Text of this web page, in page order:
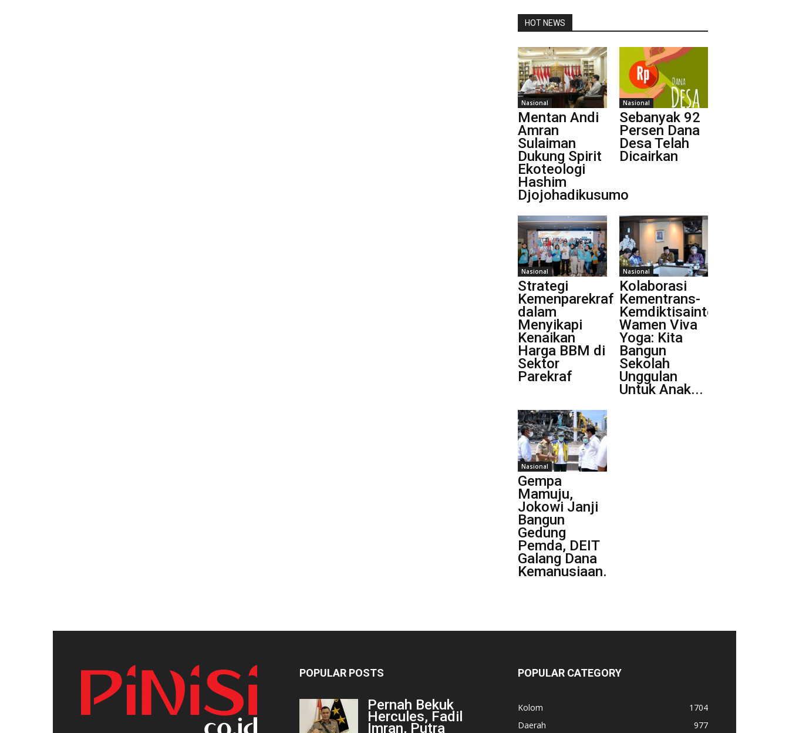
HOT NEWS
Nasional
Mentan Andi
Amran
Sulaiman
Dukung Spirit
Ekoteologi
Hashim
Djojohadikusumo
Nasional
Sebanyak 92
Persen Dana
Desa Telah
Dicairkan
Nasional
Strategi
Kemenparekraf
dalam
Menyikapi
Kenaikan
Harga BBM di
Sektor
Parekraf
Nasional
Kolaborasi
Kementrans-
Kemdiktisaintek,
Wamen Viva
Yoga: Kita
Bangun
Sekolah
Unggulan
Untuk Anak...
Nasional
Gempa
Mamuju,
Jokowi Janji
Bangun
Gedung
Pemda, DEIT
Galang Dana
Kemanusiaan.
POPULAR POSTS
Pernah Bekuk
Hercules, Fadil
Imran, Putra
POPULAR CATEGORY
Kolom
1704
Daerah
977